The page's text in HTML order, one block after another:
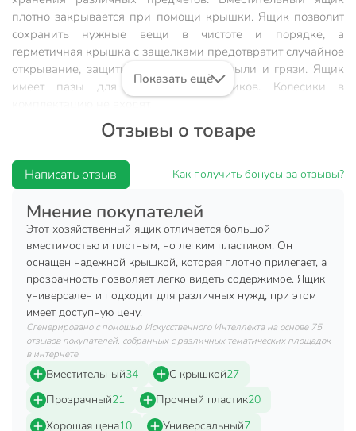
плотно закрывается при помощи крышки. Ящик позволит
сохранить нужные вещи в чистоте и порядке, а
герметичная крышка с защелками предотвратит случайное
открывание, защитит содержимое от пыли и грязи. Ящик
имеет пазы для крепления колесиков. Колесики в
Техническая информация
Длина, см
Высота, см
Объем, л
Ширина, см
30 см
Бренд
Idea
Страна производства
Форма
прямоугольный
С крышкой
с крышкой
Материал
пластик
Цвет
бесцветный
Показать ещё
Отзывы о товаре
Написать отзыв Как получить бонусы за отзывы?
Мнение покупателей
Этот хозяйственный ящик отличается большой
вместимостью и плотным, но легким пластиком. Он
оснащен надежной крышкой, которая плотно прилегает, а
прозрачность позволяет легко видеть содержимое. Ящик
универсален и подходит для различных нужд, при этом
имеет доступную цену.
Сгенерировано с помощью Искусственного Интеллекта на основе 75
отзывов покупателей, собранных с различных тематических площадок
в интернете
Вместительный34 С крышкой27
Прозрачный21 Прочный пластик20
Хорошая цена10 Универсальный7